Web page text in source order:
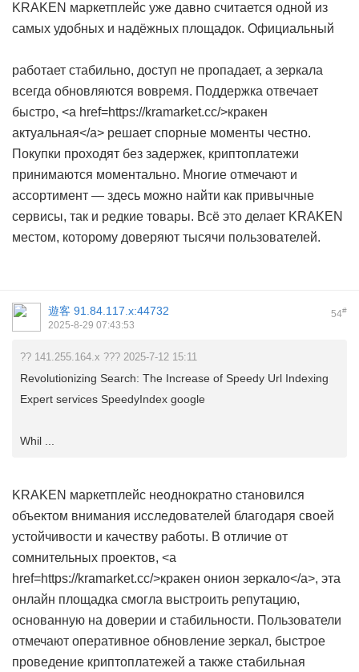
KRAKEN маркетплейс уже давно считается одной из
самых удобных и надёжных площадок. Официальный
работает стабильно, доступ не пропадает, а зеркала
всегда обновляются вовремя. Поддержка отвечает
быстро, <a href=https://kramarket.cc/>кракен
актуальная</a> решает спорные моменты честно.
Покупки проходят без задержек, криптоплатежи
принимаются моментально. Многие отмечают и
ассортимент — здесь можно найти как привычные
сервисы, так и редкие товары. Всё это делает KRAKEN
местом, которому доверяют тысячи пользователей.
54#
遊客 91.84.117.x:44732
2025-8-29 07:43:53
?? 141.255.164.x ??? 2025-7-12 15:11
Revolutionizing Search: The Increase of Speedy Url Indexing
Expert services SpeedyIndex google
Whil ...
KRAKEN маркетплейс неоднократно становился
объектом внимания исследователей благодаря своей
устойчивости и качеству работы. В отличие от
сомнительных проектов, <a
href=https://kramarket.cc/>кракен онион зеркало</a>, эта
онлайн площадка смогла выстроить репутацию,
основанную на доверии и стабильности. Пользователи
отмечают оперативное обновление зеркал, быстрое
проведение криптоплатежей а также стабильная